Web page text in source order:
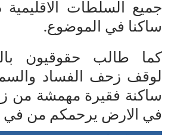
جميع السلطات
ساكنا في الموضوع.
كما طالب حقوقيون
لوقف زحف الفساد
ساكنة فقيرة مهمشة من
في الارض يرحمكم من في